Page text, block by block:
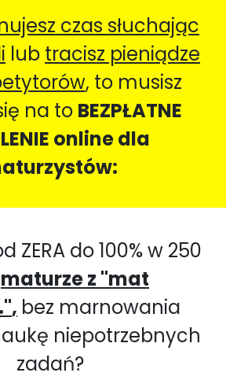
czas słuchając
lub tracisz pieniądze
, to musisz
na to BEZPŁATNE
online dla
ZERA do 100% w 250
maturze z "mat
, bez marnowania
niepotrzebnych
zadań?